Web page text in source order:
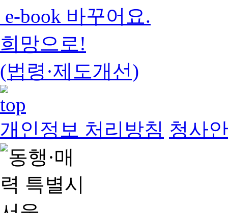
e-book 바꾸어요.
희망으로!
(법령·제도개선)
개인정보 처리방침 청사